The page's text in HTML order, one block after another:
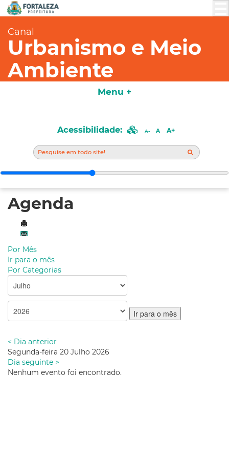
Canal
Urbanismo e Meio
Ambiente
Acessibilidade: A
Agenda
Por Mês
Ir para o mês
Por Categorias
Ir para o mês
< Dia anterior
Segunda-feira 20 Julho 2026
Dia seguinte >
Nenhum evento foi encontrado.